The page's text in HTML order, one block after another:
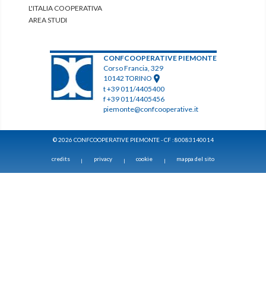
L'ITALIA COOPERATIVA
AREA STUDI
CONFCOOPERATIVE PIEMONTE
Corso Francia, 329
10142 TORINO
t +39 011/4405400
f +39 011/4405456
piemonte@confcooperative.it
© 2026 CONFCOOPERATIVE PIEMONTE - CF : 80083140014
credits privacy cookie mappa del sito